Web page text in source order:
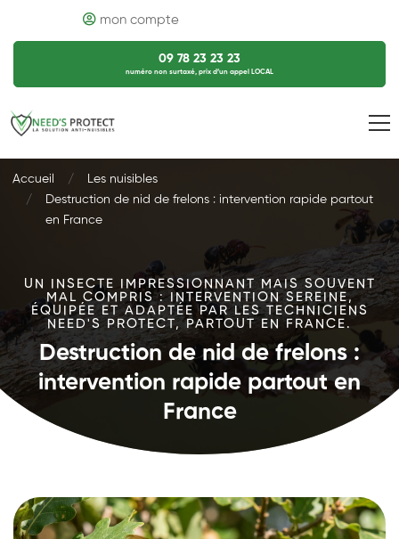
mon compte
09 78 23 23 23
numéro non surtaxé, prix d’un appel LOCAL
Accueil
Les nuisibles
Destruction de nid de frelons : intervention rapide partout
en France
UN INSECTE IMPRESSIONNANT MAIS SOUVENT
MAL COMPRIS : INTERVENTION SEREINE,
ÉQUIPÉE ET ADAPTÉE PAR LES TECHNICIENS
NEED'S PROTECT, PARTOUT EN FRANCE.
Destruction de nid de frelons :
intervention rapide partout en
France